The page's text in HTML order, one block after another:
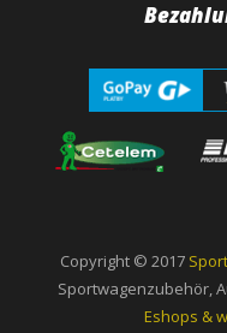
Copyright © 2017
Sportwagenzubehör,
Eshops &